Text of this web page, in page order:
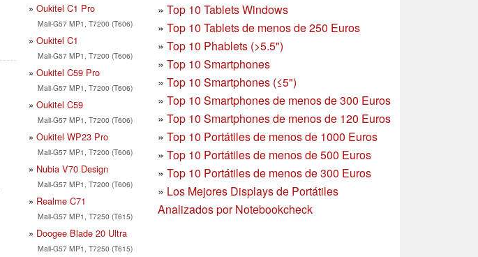
Oukitel C1 Pro
Mali-G57 MP1, T7200 (T606)
Oukitel C1
Mali-G57 MP1, T7200 (T606)
Oukitel C59 Pro
Mali-G57 MP1, T7200 (T606)
Oukitel C59
Mali-G57 MP1, T7200 (T606)
Oukitel WP23 Pro
Mali-G57 MP1, T7200 (T606)
Nubia V70 Design
Mali-G57 MP1, T7200 (T606)
Realme C71
Mali-G57 MP1, T7250 (T615)
Doogee Blade 20 Ultra
Mali-G57 MP1, T7250 (T615)
» Top 10 Tablets Windows
» Top 10 Tablets de menos de 250 Euros
» Top 10 Phablets (>5.5")
» Top 10 Smartphones
» Top 10 Smartphones (≤5")
» Top 10 Smartphones de menos de 300 Euros
» Top 10 Smartphonesde menos de 120 Euros
» Top 10 Portátiles de menos de 1000 Euros
» Top 10 Portátiles de menos de 500 Euros
» Top 10 Portátiles de menos de 300 Euros
» Los Mejores Displays de Portátiles
Analizados por Notebookcheck